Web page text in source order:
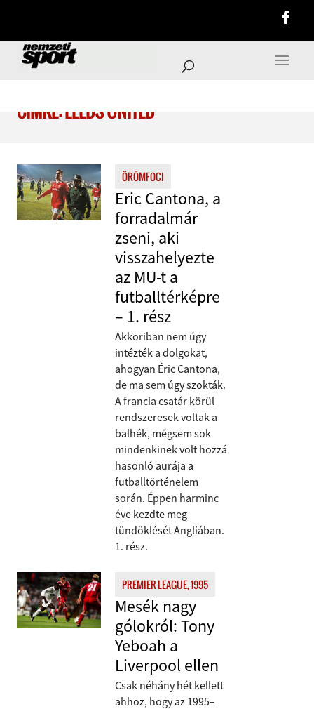
CÍMKE: LEEDS UNITED
ÖRÖMFOCI
Eric Cantona, a
forradalmár
zseni, aki
visszahelyezte
az MU-t a
futballtérképre
– 1. rész
Akkoriban nem úgy
intézték a dolgokat,
ahogyan Éric Cantona,
de ma sem úgy szokták.
A francia csatár körül
rendszeresek voltak a
balhék, mégsem sok
mindenkinek volt hozzá
hasonló aurája a
futballtörténelem
során. Éppen harminc
éve kezdte meg
tündöklését Angliában.
1. rész.
PREMIER LEAGUE, 1995
Mesék nagy
gólokról: Tony
Yeboah a
Liverpool ellen
Csak néhány hét kellett
ahhoz, hogy az 1995–